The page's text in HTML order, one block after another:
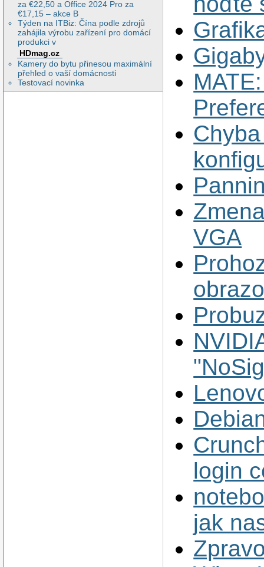
za €22,50 a Office 2024 Pro za
€17,15 – akce B
Týden na ITBiz: Čína podle zdrojů
zahájila výrobu zařízení pro domácí
produkci v
HDmag.cz
Kamery do bytu přinesou maximální
přehled o vaší domácnosti
Testovací novinka
VGA
login
jak